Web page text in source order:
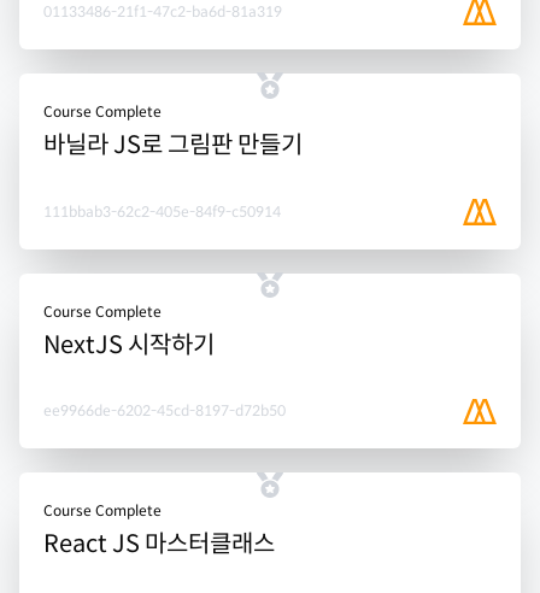
01133486-21f1-47c2-ba6d-81a319
Course Complete
바닐라 JS로 그림판 만들기
111bbab3-62c2-405e-84f9-c50914
Course Complete
NextJS 시작하기
ee9966de-6202-45cd-8197-d72b50
Course Complete
React JS 마스터클래스